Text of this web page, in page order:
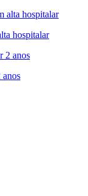
hospitalar
anos